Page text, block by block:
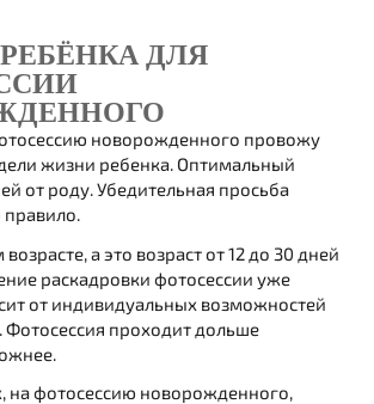
ДЛЯ
новорожденного провожу
жизни ребенка. Оптимальный
от роду. Убедительная просьба
правило.
а это возраст от 12 до 30 дней
раскадровки фотосессии уже
от индивидуальных возможностей
Фотосессия проходит дольше
на фотосессию новорожденного,